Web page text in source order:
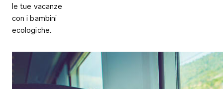
le tue vacanze
con i bambini
ecologiche.